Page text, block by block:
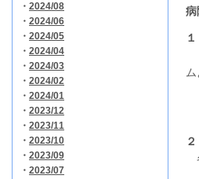
・ 2024/08
・ 2024/06
・ 2024/05
・ 2024/04
・ 2024/03
・ 2024/02
・ 2024/01
・ 2023/12
・ 2023/11
・ 2023/10
・ 2023/09
・ 2023/07
病
ム